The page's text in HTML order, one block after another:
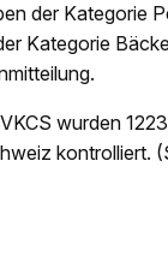
der Kategorie
Kategorie
wurden
kontrolliert.